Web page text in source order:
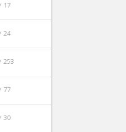
17
24
253
77
30